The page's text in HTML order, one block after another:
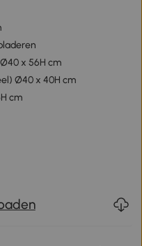
x 56H cm
Ø40 x 40H cm
cm